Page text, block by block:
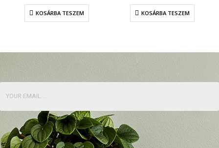
KOSÁRBA TESZEM KOSÁRBA TESZEM